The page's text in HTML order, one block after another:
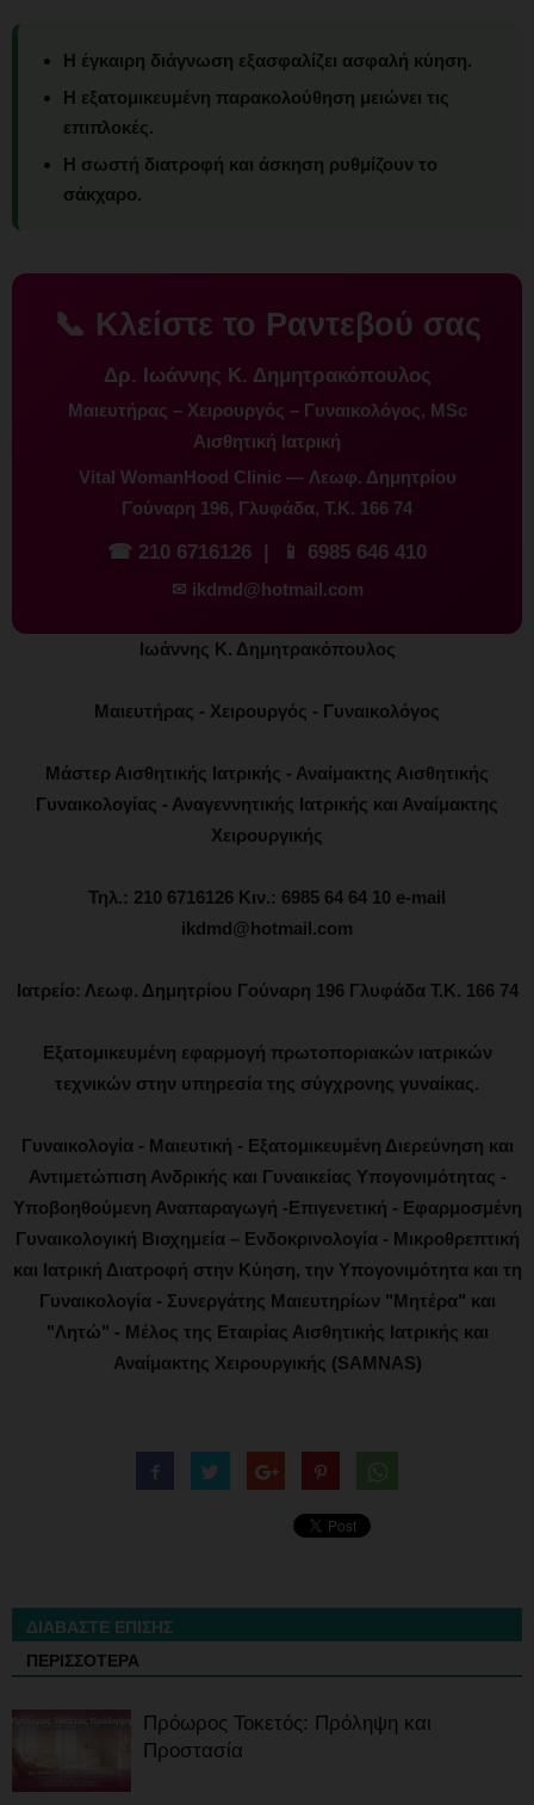
Η έγκαιρη διάγνωση εξασφαλίζει ασφαλή κύηση.
Η εξατομικευμένη παρακολούθηση μειώνει τις
επιπλοκές.
Η σωστή διατροφή και άσκηση ρυθμίζουν το
σάκχαρο.
📞 Κλείστε το Ραντεβού σας
Δρ. Ιωάννης Κ. Δημητρακόπουλος
Μαιευτήρας – Χειρουργός – Γυναικολόγος, MSc
Αισθητική Ιατρική
Vital WomanHood Clinic — Λεωφ. Δημητρίου
Γούναρη 196, Γλυφάδα, Τ.Κ. 166 74
☎ 210 6716126 | 📱 6985 646 410
✉ ikdmd@hotmail.com
Ιωάννης Κ. Δημητρακόπουλος
Μαιευτήρας - Χειρουργός - Γυναικολόγος
Μάστερ Αισθητικής Ιατρικής - Αναίμακτης Αισθητικής
Γυναικολογίας - Αναγεννητικής Ιατρικής και Αναίμακτης
Χειρουργικής
Τηλ.: 210 6716126 Κιν.: 6985 64 64 10 e-mail
ikdmd@hotmail.com
Ιατρείο: Λεωφ. Δημητρίου Γούναρη 196 Γλυφάδα Τ.Κ. 166 74
Εξατομικευμένη εφαρμογή πρωτοποριακών ιατρικών
τεχνικών στην υπηρεσία της σύγχρονης γυναίκας.
Γυναικολογία - Μαιευτική - Εξατομικευμένη Διερεύνηση και
Αντιμετώπιση Ανδρικής και Γυναικείας Υπογονιμότητας -
Υποβοηθούμενη Αναπαραγωγή -Επιγενετική - Εφαρμοσμένη
Γυναικολογική Βιοχημεία – Ενδοκρινολογία - Μικροθρεπτική
και Ιατρική Διατροφή στην Κύηση, την Υπογονιμότητα και τη
Γυναικολογία - Συνεργάτης Μαιευτηρίων "Μητέρα" και
"Λητώ" - Μέλος της Εταιρίας Αισθητικής Ιατρικής και
Αναίμακτης Χειρουργικής (SAMNAS)
ΔΙΑΒΑΣΤΕ ΕΠΙΣΗΣ
ΠΕΡΙΣΣΟΤΕΡΑ
Πρόωρος Τοκετός: Πρόληψη και
Προστασία